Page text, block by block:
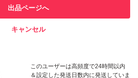
での取引実績があります
このユーザーは高頻度で24時間以内
＆設定した発送日数内に発送していま
出品ページへ
キャンセル